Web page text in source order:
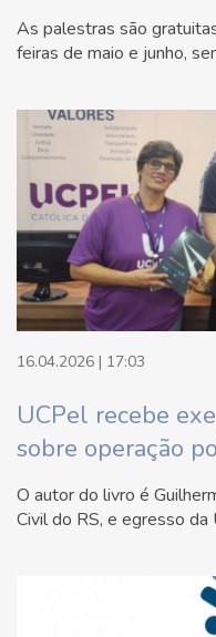
As palestras são
feiras de maio e junho,
16.04.2026 | 17:03
UCPel recebe
sobre operação
O autor do livro é
Civil do RS, e egresso da